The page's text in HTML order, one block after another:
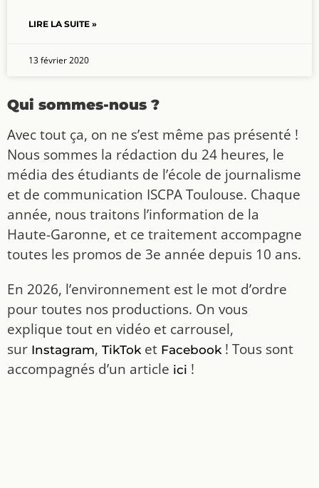
LIRE LA SUITE »
13 février 2020
Qui sommes-nous ?
Avec tout ça, on ne s’est même pas présenté !
Nous sommes la rédaction du 24 heures, le
média des étudiants de l’école de journalisme
et de communication ISCPA Toulouse. Chaque
année, nous traitons l’information de la
Haute-Garonne, et ce traitement accompagne
toutes les promos de 3e année depuis 10 ans.
En 2026, l’environnement est le mot d’ordre
pour toutes nos productions. On vous
explique tout en vidéo et carrousel,
sur Instagram, TikToket Facebook! Tous sont
accompagnés d’un article ici !